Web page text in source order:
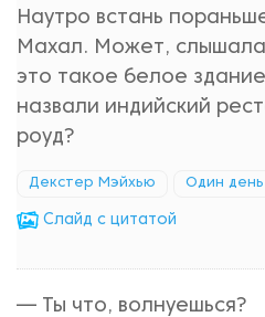
Наутро встань
Махал. Может,
это такое белое
назвали индийский
роуд?
Декстер Мэйхью Один
Cлайд с цитатой
— Ты что, волнуешься?